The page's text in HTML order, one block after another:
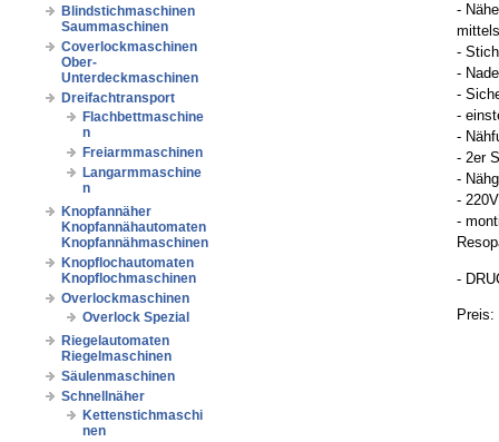
Blindstichmaschinen
Saummaschinen
Coverlockmaschinen
Ober-
Unterdeckmaschinen
Dreifachtransport
Flachbettmaschine
n
Freiarmmaschinen
Langarmmaschine
n
Knopfannäher
Knopfannähautomaten
Knopfannähmaschinen
Knopflochautomaten
Knopflochmaschinen
Overlockmaschinen
Overlock Spezial
Riegelautomaten
Riegelmaschinen
Säulenmaschinen
Schnellnäher
Kettenstichmaschi
nen
-
-
-
-
-
-
- 2er
-
-
-
-
Preis: